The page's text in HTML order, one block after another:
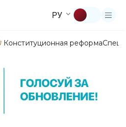
РУ
Конституционная реформа